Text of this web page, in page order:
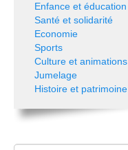
Enfance et éducation
Santé et solidarité
Economie
Sports
Culture et animations
Jumelage
Histoire et patrimoine
Rechercher